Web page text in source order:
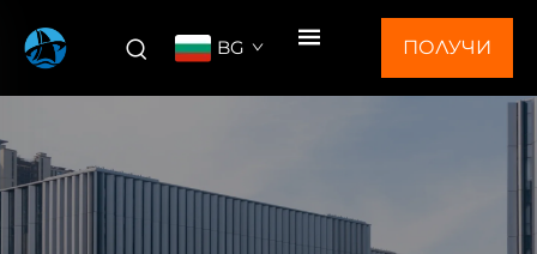
BG ПОЛУЧИ